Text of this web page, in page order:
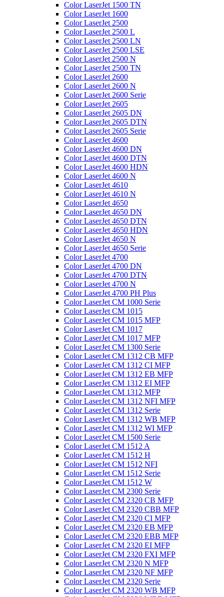
Color LaserJet 1500 TN
Color LaserJet 1600
Color LaserJet 2500
Color LaserJet 2500 L
Color LaserJet 2500 LN
Color LaserJet 2500 LSE
Color LaserJet 2500 N
Color LaserJet 2500 TN
Color LaserJet 2600
Color LaserJet 2600 N
Color LaserJet 2600 Serie
Color LaserJet 2605
Color LaserJet 2605 DN
Color LaserJet 2605 DTN
Color LaserJet 2605 Serie
Color LaserJet 4600
Color LaserJet 4600 DN
Color LaserJet 4600 DTN
Color LaserJet 4600 HDN
Color LaserJet 4600 N
Color LaserJet 4610
Color LaserJet 4610 N
Color LaserJet 4650
Color LaserJet 4650 DN
Color LaserJet 4650 DTN
Color LaserJet 4650 HDN
Color LaserJet 4650 N
Color LaserJet 4650 Serie
Color LaserJet 4700
Color LaserJet 4700 DN
Color LaserJet 4700 DTN
Color LaserJet 4700 N
Color LaserJet 4700 PH Plus
Color LaserJet CM 1000 Serie
Color LaserJet CM 1015
Color LaserJet CM 1015 MFP
Color LaserJet CM 1017
Color LaserJet CM 1017 MFP
Color LaserJet CM 1300 Serie
Color LaserJet CM 1312 CB MFP
Color LaserJet CM 1312 CI MFP
Color LaserJet CM 1312 EB MFP
Color LaserJet CM 1312 EI MFP
Color LaserJet CM 1312 MFP
Color LaserJet CM 1312 NFI MFP
Color LaserJet CM 1312 Serie
Color LaserJet CM 1312 WB MFP
Color LaserJet CM 1312 WI MFP
Color LaserJet CM 1500 Serie
Color LaserJet CM 1512 A
Color LaserJet CM 1512 H
Color LaserJet CM 1512 NFI
Color LaserJet CM 1512 Serie
Color LaserJet CM 1512 W
Color LaserJet CM 2300 Serie
Color LaserJet CM 2320 CB MFP
Color LaserJet CM 2320 CBB MFP
Color LaserJet CM 2320 CI MFP
Color LaserJet CM 2320 EB MFP
Color LaserJet CM 2320 EBB MFP
Color LaserJet CM 2320 EI MFP
Color LaserJet CM 2320 FXI MFP
Color LaserJet CM 2320 N MFP
Color LaserJet CM 2320 NF MFP
Color LaserJet CM 2320 Serie
Color LaserJet CM 2320 WB MFP